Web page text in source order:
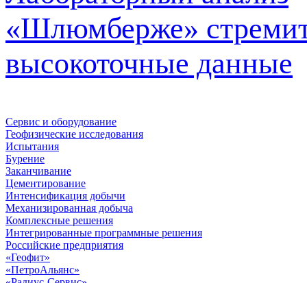
«Шлюмберже»
высокоточные данные
Сервис и оборудование
Геофизические исследования
Испытания
Бурение
Заканчивание
Цементирование
Интенсификация добычи
Механизированная добыча
Комплексные решения
Интегрированные программные решения
Российские предприятия
«Геофит»
«ПетроАльянс»